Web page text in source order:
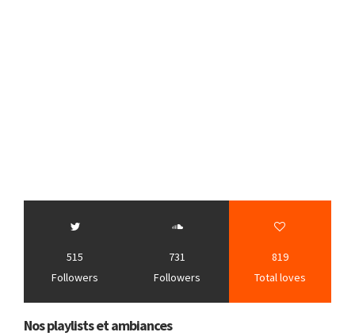
515
Followers
731
Followers
819
Total loves
Nos playlists et ambiances